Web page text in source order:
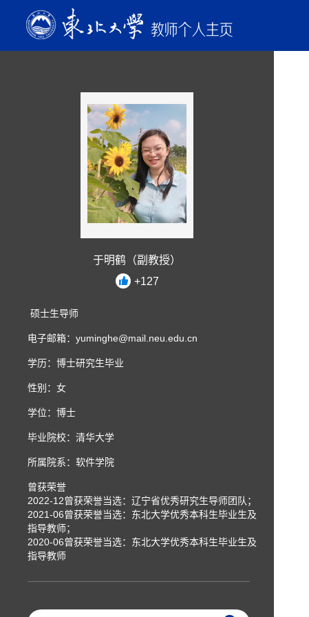
于明鹤（副教授）
+127
硕士生导师
电子邮箱： yuminghe@mail.neu.edu.cn
学历：博士研究生毕业
性别：女
学位：博士
毕业院校：清华大学
所属院系：软件学院
曾获荣誉
2022-12曾获荣誉当选：辽宁省优秀研究生导师团队；
2021-06曾获荣誉当选：东北大学优秀本科生毕业生及
指导教师；
2020-06曾获荣誉当选：东北大学优秀本科生毕业生及
指导教师